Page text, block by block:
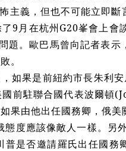
主義，但也不可能立即斷
9月在杭州G20峯會上會
題。歐巴馬曾向記者表示
。
如果是前紐約市長朱利
前駐聯合國代表波爾頓
果由他出任國務卿，俄美
度應該像敵人一樣。另
是否邀請羅氏出任國務